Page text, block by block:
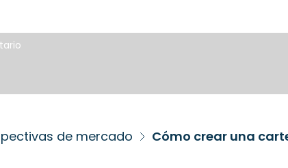
de mercado Cómo crear una